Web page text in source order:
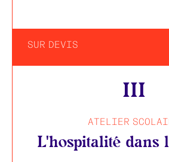
SUR DEVIS
III
ATELIER
L'hospitalité dans